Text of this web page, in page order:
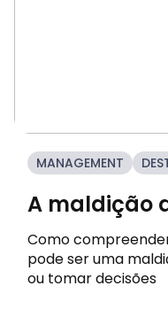
MANAGEMENT
A maldição
Como
pode ser uma
ou tomar decisões